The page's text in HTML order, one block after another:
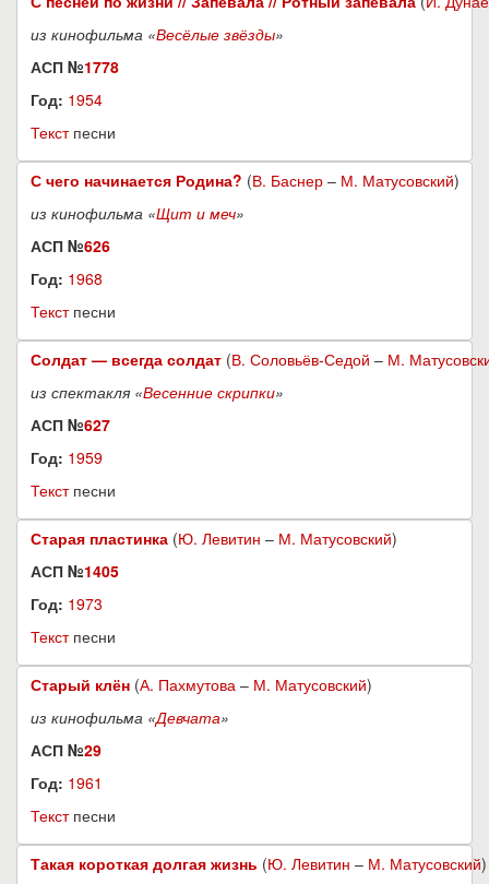
из кинофильма «Весёлые звёзды»
АСП №1778
Год: 1954
Текстпесни
С чего начинается Родина? (В. Баснер – М. Матусовский)
из кинофильма «Щит и меч»
АСП №626
Год: 1968
Текстпесни
Солдат — всегда солдат (В. Соловьёв-Седой – М.
из спектакля «Весенние скрипки»
АСП №627
Год: 1959
Текстпесни
Старая пластинка (Ю. Левитин – М. Матусовский)
АСП №1405
Год: 1973
Текстпесни
Старый клён (А. Пахмутова – М. Матусовский)
из кинофильма «Девчата»
АСП №29
Год: 1961
Текстпесни
Такая короткая долгая жизнь (Ю. Левитин – М. Матусовский)